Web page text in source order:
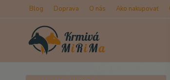
Blog Doprava O nás Ako nakupovať